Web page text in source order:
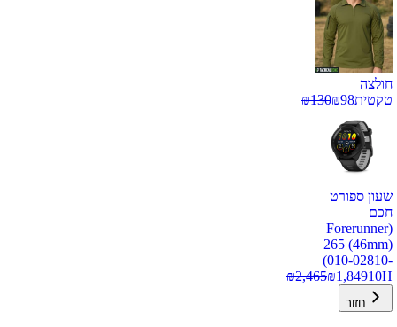
חולצה
טקטית
₪98
₪130
שעון ספורט
חכם
(Forerunner
265 (46mm)
(010-02810-
10H
₪1,849
₪2,465
חזור